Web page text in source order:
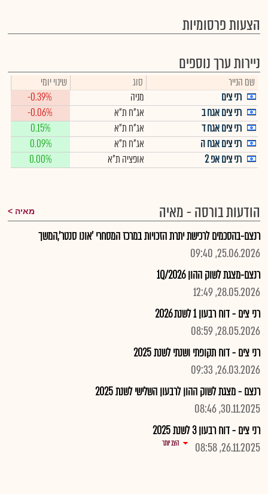
הצעות פרסומיות
ניירות ערך נוספים
שם הנייר סוג
שינוי יומי
רני צים
מניה
-0.39%
רני צים אגח ב
אג"ח ת"א
-0.06%
רני צים אגח ד
אג"ח ת"א
0.15%
רני צים אגח ה
אג"ח ת"א
0.09%
רני צים אפ 2
אופציה ת"א 0.00%
הודעות בורסה - מאיה מאיה
רנצם-בהסכמים לרכישת יתרת הזכויות במרכז המסחרי 'אונו סנטר',המשך
25.06.2026, 09:40
רנצם-מצגת לשוק ההון 1Q/2026
28.05.2026, 12:49
רני צים - דוח רבעון 1 לשנת 2026
28.05.2026, 08:59
רני צים - דוח תקופתי ושנתי לשנת 2025
26.03.2026, 09:33
רנצם - מצגת לשוק ההון לרבעון השלישי לשנת 2025
30.11.2025, 08:46
רני צים - דוח רבעון 3 לשנת 2025
26.11.2025, 08:58
הצג יותר